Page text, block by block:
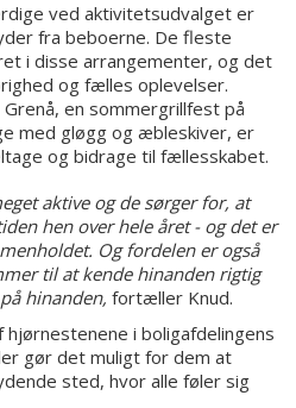
ved aktivitetsudvalget er
fra beboerne. De fleste
i disse arrangementer, og det
og fælles oplevelser.
en sommergrillfest på
med gløgg og æbleskiver, er
og bidrage til fællesskabet.
aktive og de sørger for, at
hen over hele året - og det er
Og fordelen er også
til at kende hinanden rigtig
hinanden, fortæller Knud.
hjørnestenene i boligafdelingens
gør det muligt for dem at
sted, hvor alle føler sig